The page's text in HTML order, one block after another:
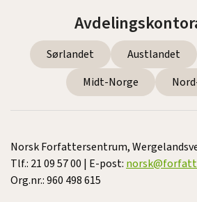
Sørlandet Austlandet
Midt-Norge
Norsk Forfattersentrum,
Tlf.: 21 09 57 00 | E-post:
Org.nr.: 960 498 615